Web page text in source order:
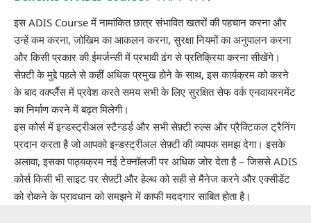
इस ADIS Course में नामांकित छात्र संभावित खतरों की पहचान करना और
उन्हें कम करना, जोखिम का आकलन करना, सुरक्षा नियमों का अनुपालन करना
और किसी प्रकार की ईमर्जन्सी में प्रभावी ढंग से प्रतिक्रिया करना सीखेंगे।
सेफ़्टी के मुद्दे पहले से कहीं अधिक प्रमुख होने के साथ, इस कार्यक्रम को करने
के बाद वर्क्प्लैस में प्रवेश करते समय सभी के लिए सुरक्षित सेफ वर्क एनवायरनमेंट
का निर्माण करने में बढ़त मिलेगी।
इस कोर्स में इन्डस्ट्रीअल स्टैन्डर्ड और सभी सेफ़्टी रुल्स और प्रैक्टिकल ट्रैनिंग
प्रदान करता है जो आपकोइन्डस्ट्रीअल सेफ़्टीकी व्यापक समझ देगा। इसके
अलावा, इसका पाठ्यक्रम नई टेक्नॉलजी पर अधिक जोर देता है – जिससे ADIS
कोर्स किसी भी साइट पर सेफ़्टी और हेल्थ को सही से मैनेज करने और एक्सीडेंट
को रोकने के प्रावधान को समझने में काफी मददगार साबित होता है।